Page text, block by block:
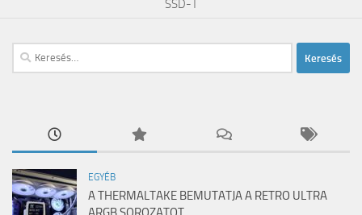
SSD-T
Keresés:
EGYÉB
A THERMALTAKE BEMUTATJA A RETRO ULTRA